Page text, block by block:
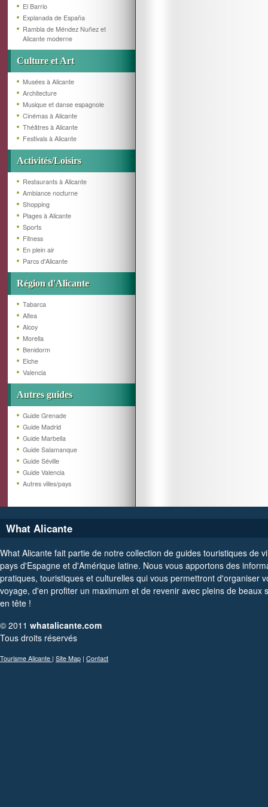
El Barrio
Explanada de España
Rambla de Méndez Nuñez et
Alicante moderne
Culture et Art
Musées à Alicante
Architecture
Musique et danse espagnole
Cinémas à Alicante
Théâtres à Alicante
Festivals à Alicante
Activités/Loisirs
Restaurants à Alicante
Ambiance nocturne
Shopping
Plages à Alicante
Sports
Fitness
En plein air
Parcs d'Alicante
Région d'Alicante
Tabarca
Altea
Alcoy
Morella
Benidorm
Elche
Valencia
Autres guides
Guide Grenade
Guide Madrid
Guide Marbella
Guide Salamanque
Guide Séville
Guide Valencia
Autres villes/pays
What Alicante
What Alicante fait partie de notre collection de guides touristiques de
pays d'Espagne et d'Amérique latine. Nous vous apportons des
pratiques, touristiques et culturelles qui vous permettront d'organiser
voyage, d'en profiter un maximum et de revenir avec pleins de beaux
en tête !
© 2011 whatalicante.com
Tous droits réservés
Tourisme Alicante | Site Map | Contact